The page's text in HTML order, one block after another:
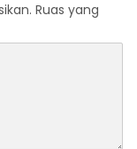
Ruas yang